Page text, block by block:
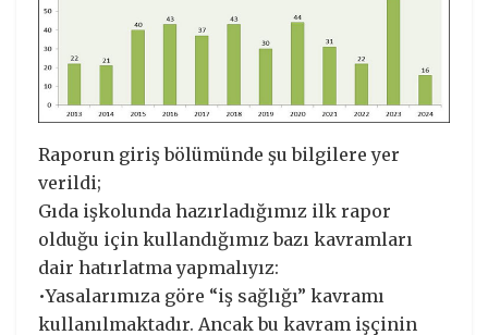
Raporun giriş bölümünde şu bilgilere yer
verildi;
Gıda işkolunda hazırladığımız ilk rapor
olduğu için kullandığımız bazı kavramları
dair hatırlatma yapmalıyız:
•Yasalarımıza göre “iş sağlığı” kavramı
kullanılmaktadır. Ancak bu kavram işçinin